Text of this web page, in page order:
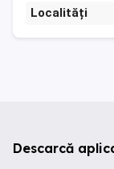
Localități
Descarcă